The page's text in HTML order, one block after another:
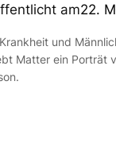
am22.
und
Matter ein Porträt